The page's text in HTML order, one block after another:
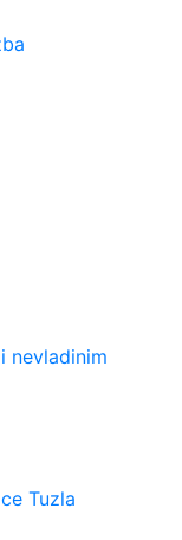
nevladinim
Tuzla